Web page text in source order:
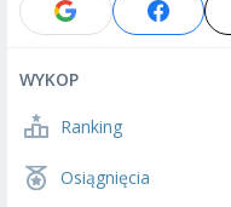
WYKOP
Ranking
Osiągnięcia